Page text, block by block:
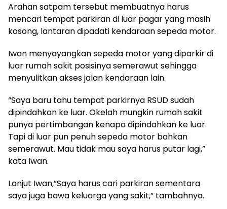
Arahan satpam tersebut membuatnya harus
mencari tempat parkiran di luar pagar yang masih
kosong, lantaran dipadati kendaraan sepeda motor.
Iwan menyayangkan sepeda motor yang diparkir di
luar rumah sakit posisinya semerawut sehingga
menyulitkan akses jalan kendaraan lain.
“Saya baru tahu tempat parkirnya RSUD sudah
dipindahkan ke luar. Okelah mungkin rumah sakit
punya pertimbangan kenapa dipindahkan ke luar.
Tapi di luar pun penuh sepeda motor bahkan
semerawut. Mau tidak mau saya harus putar lagi,”
kata Iwan.
Lanjut Iwan,”Saya harus cari parkiran sementara
saya juga bawa keluarga yang sakit,” tambahnya.